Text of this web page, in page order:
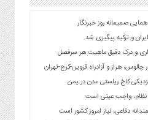
صمیمانه روز خبرنگار
و ترکیه پیگیری شد
و درک دقیق ماهیت هر سرفصل
هراز و آزادراه قزوین-کرج-تهران
کاخ ریاستی عدن در یمن
نظام، واجب عینی است
دفاعی، نیاز امروز کشور است